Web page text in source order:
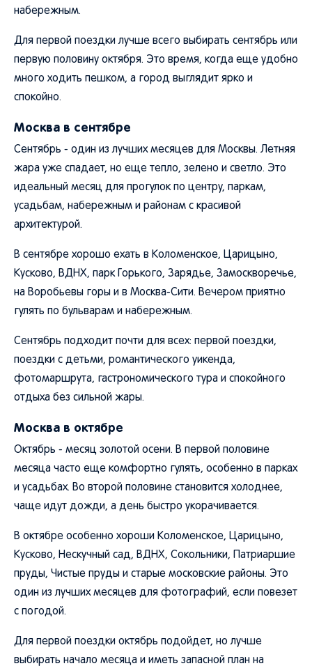
набережным.
Для первой поездки лучше всего выбирать сентябрь или
первую половину октября. Это время, когда еще удобно
много ходить пешком, а город выглядит ярко и
спокойно.
Москва в сентябре
Сентябрь - один из лучших месяцев для Москвы. Летняя
жара уже спадает, но еще тепло, зелено и светло. Это
идеальный месяц для прогулок по центру, паркам,
усадьбам, набережным и районам с красивой
архитектурой.
В сентябре хорошо ехать в Коломенское, Царицыно,
Кусково, ВДНХ, парк Горького, Зарядье, Замоскворечье,
на Воробьевы горы и в Москва-Сити. Вечером приятно
гулять по бульварам и набережным.
Сентябрь подходит почти для всех: первой поездки,
поездки с детьми, романтического уикенда,
фотомаршрута, гастрономического тура и спокойного
отдыха без сильной жары.
Москва в октябре
Октябрь - месяц золотой осени. В первой половине
месяца часто еще комфортно гулять, особенно в парках
и усадьбах. Во второй половине становится холоднее,
чаще идут дожди, а день быстро укорачивается.
В октябре особенно хороши Коломенское, Царицыно,
Кусково, Нескучный сад, ВДНХ, Сокольники, Патриаршие
пруды, Чистые пруды и старые московские районы. Это
один из лучших месяцев для фотографий, если повезет
с погодой.
Для первой поездки октябрь подойдет, но лучше
выбирать начало месяца и иметь запасной план на